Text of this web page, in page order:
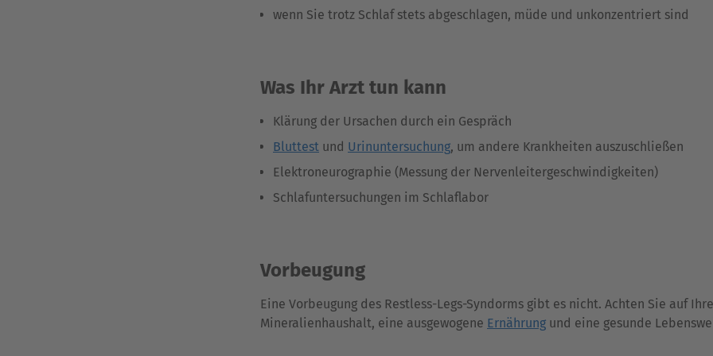
wenn Sie trotz Schlaf stets abgeschlagen, müde und unkonzentriert sind
Was Ihr Arzt tun kann
Klärung der Ursachen durch ein Gespräch
Bluttest und Urinuntersuchung, um andere Krankheiten auszuschließen
Elektroneurographie (Messung der Nervenleitergeschwindigkeiten)
Schlafuntersuchungen im Schlaflabor
Vorbeugung
Eine Vorbeugung des Restless-Legs-Syndorms gibt es nicht. Achten Sie auf
Mineralienhaushalt, eine ausgewogene Ernährung und eine gesunde